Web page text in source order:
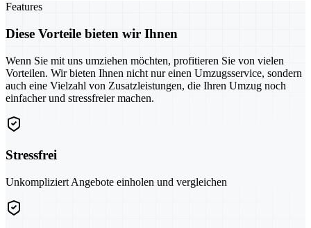
Features
Diese Vorteile bieten wir Ihnen
Wenn Sie mit uns umziehen möchten, profitieren Sie von vielen
Vorteilen. Wir bieten Ihnen nicht nur einen Umzugsservice, sondern
auch eine Vielzahl von Zusatzleistungen, die Ihren Umzug noch
einfacher und stressfreier machen.
Stressfrei
Unkompliziert Angebote einholen und vergleichen